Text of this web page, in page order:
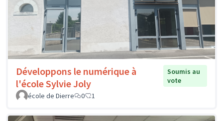
Développons le numérique à
l'école Sylvie Joly
Soumis au
vote
école de Dierre
0 1